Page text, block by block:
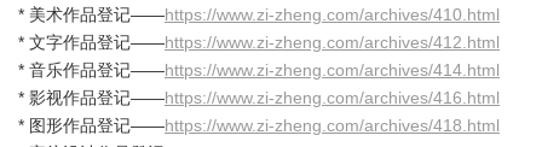
* 美术作品登记——https://www.zi-zheng.com/archives/410.html
* 文字作品登记——https://www.zi-zheng.com/archives/412.html
* 音乐作品登记——https://www.zi-zheng.com/archives/414.html
* 影视作品登记——https://www.zi-zheng.com/archives/416.html
* 图形作品登记——https://www.zi-zheng.com/archives/418.html